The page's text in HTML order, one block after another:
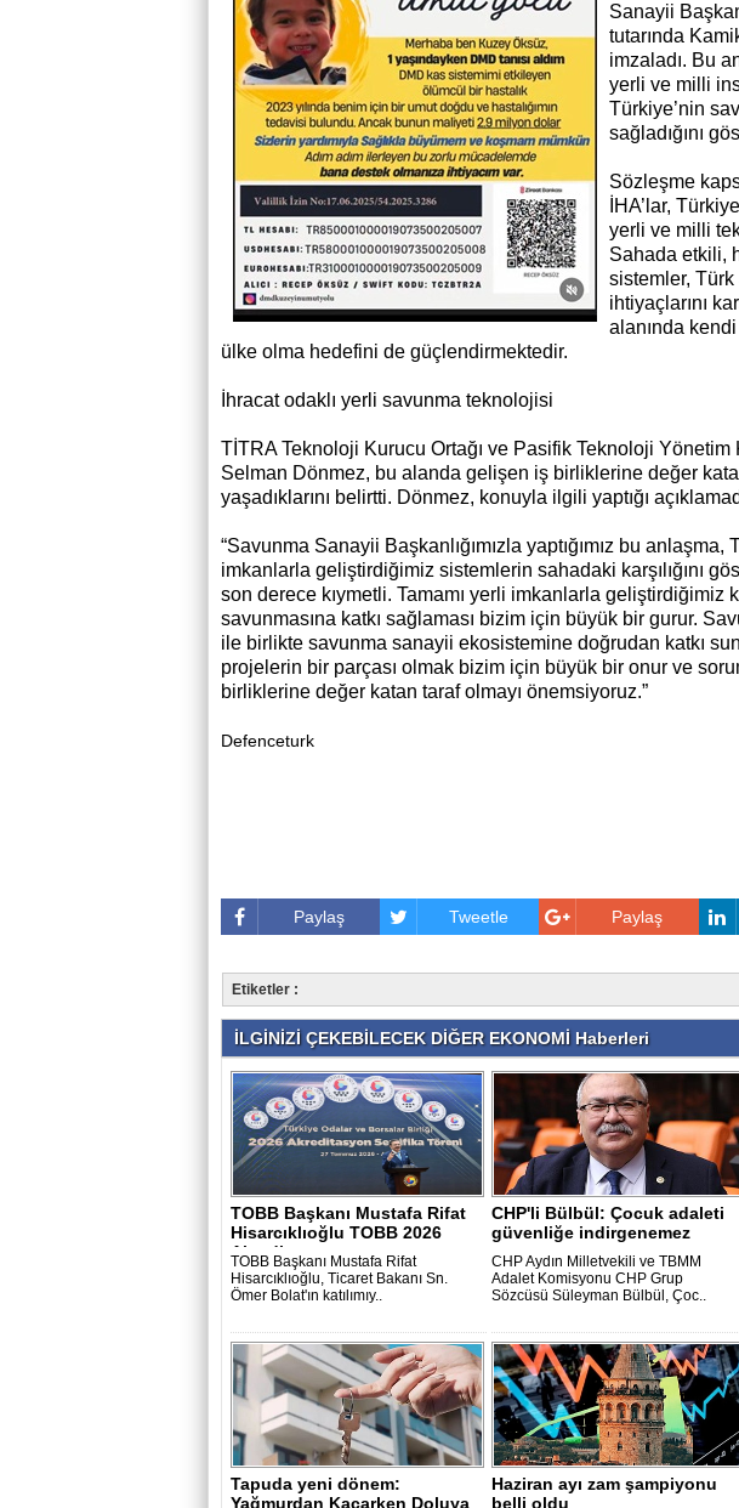
Sanayii
tutarında
imzaladı. Bu
yerli ve milli
Türkiye’nin
sağladığını
Sözleşme
İHA’lar,
yerli ve milli
Sahada etkili,
sistemler, Türk
ihtiyaçlarını
alanında
ülke olma hedefini de güçlendirmektedir.
İhracat odaklı yerli savunma teknolojisi
TİTRA Teknoloji Kurucu Ortağı ve Pasifik Teknoloji
Selman Dönmez, bu alanda gelişen iş birliklerine değer
yaşadıklarını belirtti. Dönmez, konuyla ilgili yaptığı
“Savunma Sanayii Başkanlığımızla yaptığımız bu
imkanlarla geliştirdiğimiz sistemlerin sahadaki karşılığını
son derece kıymetli. Tamamı yerli imkanlarla geliştirdiğimiz
savunmasına katkı sağlaması bizim için büyük bir gurur.
ile birlikte savunma sanayii ekosistemine doğrudan katkı
projelerin bir parçası olmak bizim için büyük bir onur ve
birliklerine değer katan taraf olmayı önemsiyoruz.”
Defenceturk
Paylaş Tweetle Paylaş
Etiketler :
İLGİNİZİ ÇEKEBİLECEK DİĞER EKONOMİ Haberleri
TOBB Başkanı Mustafa Rifat
Hisarcıklıoğlu TOBB 2026
Akredita..
TOBB Başkanı Mustafa Rifat
Hisarcıklıoğlu, Ticaret Bakanı Sn.
Ömer Bolat'ın katılımıy..
CHP'li Bülbül: Çocuk adaleti
güvenliğe indirgenemez
CHP Aydın Milletvekili ve TBMM
Adalet Komisyonu CHP Grup
Sözcüsü Süleyman Bülbül, Çoc..
Tapuda yeni dönem:
Yağmurdan Kaçarken Doluya
Haziran ayı zam şampiyonu
belli oldu